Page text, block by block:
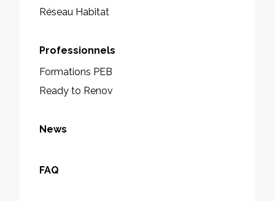
Réseau Habitat
Professionnels
Formations PEB
Ready to Renov
News
FAQ